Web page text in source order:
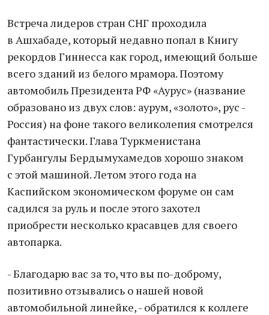
Встреча лидеров стран СНГ проходила
в Ашхабаде, который недавно попал в Книгу
рекордов Гиннесса как город, имеющий больше
всего зданий из белого мрамора. Поэтому
автомобиль Президента РФ «Аурус» (название
образовано из двух слов: аурум, «золото», рус -
Россия) на фоне такого великолепия смотрелся
фантастически. Глава Туркменистана
Гурбангулы Бердымухамедов хорошо знаком
с этой машиной. Летом этого года на
Каспийском экономическом форуме он сам
садился за руль и после этого захотел
приобрести несколько красавцев для своего
автопарка.
- Благодарю вас за то, что вы по-доброму,
позитивно отзывались о нашей новой
автомобильной линейке, - обратился к коллеге